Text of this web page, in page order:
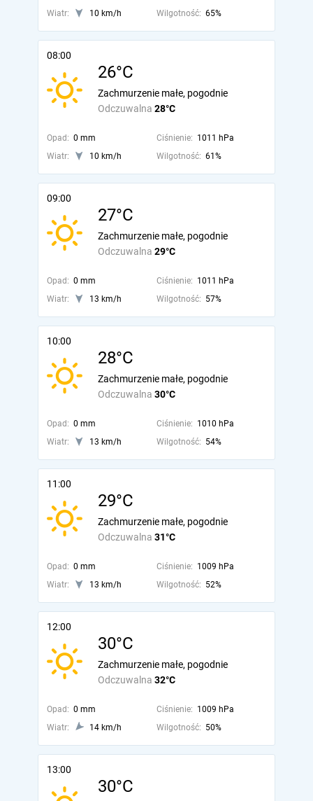
Wiatr: 10 km/h Wilgotność: 65%
08:00
26°C
Odczuwalna 28°C
Zachmurzenie małe, pogodnie
Opad: 0 mm Ciśnienie: 1011 hPa
Wiatr:
10 km/h Wilgotność: 61%
09:00
27°C
Odczuwalna 29°C
Zachmurzenie małe, pogodnie
Opad: 0 mm Ciśnienie: 1011 hPa
Wiatr:
13 km/h Wilgotność: 57%
10:00
28°C
Odczuwalna 30°C
Zachmurzenie małe, pogodnie
Opad: 0 mm Ciśnienie: 1010 hPa
Wiatr:
13 km/h Wilgotność: 54%
11:00
29°C
Odczuwalna 31°C
Zachmurzenie małe, pogodnie
Opad: 0 mm Ciśnienie: 1009 hPa
Wiatr:
13 km/h Wilgotność: 52%
12:00
30°C
Odczuwalna 32°C
Zachmurzenie małe, pogodnie
Opad: 0 mm Ciśnienie: 1009 hPa
Wiatr:
14 km/h Wilgotność: 50%
13:00
30°C